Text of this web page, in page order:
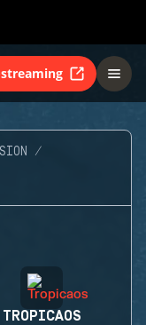
TROPICAOS